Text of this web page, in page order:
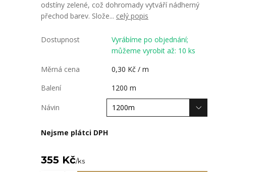
odstíny zelené, což dohromady vytváří nádherný
přechod barev. Slože... celý popis
Dostupnost
Vyrábíme po objednání;
můžeme vyrobit až: 10 ks
Měrná cena
0,30 Kč / m
Balení
1200 m
Návin
Nejsme plátci DPH
355 Kč/ks